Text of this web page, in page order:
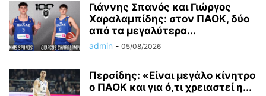
Γιάννης Σπανός και Γιώργος
Χαραλαμπίδης: στον ΠΑΟΚ, δύο
από τα μεγαλύτερα...
admin - 05/08/2026
Περσίδης: «Είναι μεγάλο κίνητρο
ο ΠΑΟΚ και για ό,τι χρειαστεί η...